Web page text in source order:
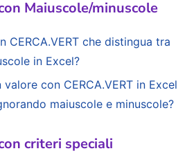
Maiuscole/minuscole
CERCA.VERT che distingua tra
in Excel?
con CERCA.VERT in Excel
maiuscole e minuscole?
criteri speciali